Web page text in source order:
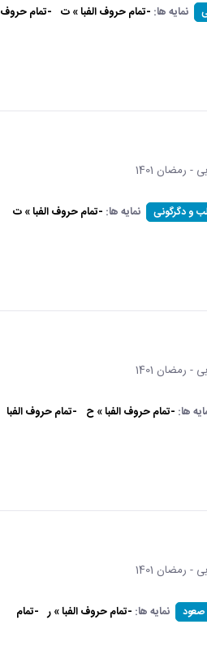
نمایه ها: -تمام حروف الفبا » ت -تمام حروف
رمضان 1401
و دگرگونی نمایه ها: -تمام حروف الفبا » ت
رمضان 1401
ها: -تمام حروف الفبا » ح -تمام حروف الفبا
رمضان 1401
صعود نمایه ها: -تمام حروف الفبا » ر -تمام